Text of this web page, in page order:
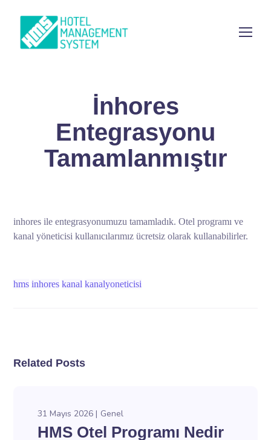
İnhores
Entegrasyonu
Tamamlanmıştır
inhores ile entegrasyonumuzu tamamladık. Otel programı ve
kanal yöneticisi kullanıcılarımız ücretsiz olarak kullanabilirler.
hms inhores kanal kanalyoneticisi
Related Posts
31 Mayıs 2026 Genel
HMS Otel Programı Nedir